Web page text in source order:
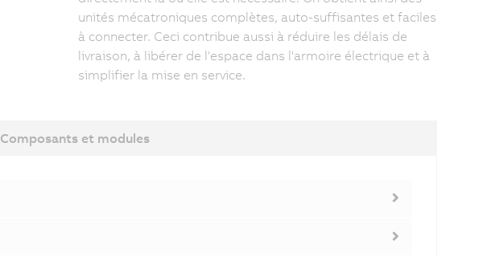
unités mécatroniques complètes, auto-suffisantes et faciles
à connecter. Ceci contribue aussi à réduire les délais de
livraison, à libérer de l'espace dans l'armoire électrique et à
simplifier la mise en service.
Composants et modules